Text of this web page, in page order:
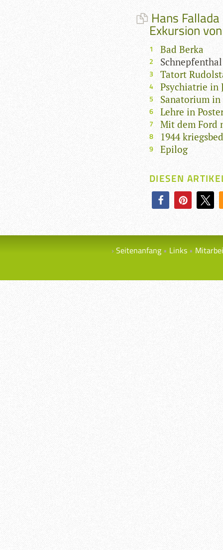
Hans
Exkursion
Bad Berka
Schnepfenthal
Tatort
Psychiatrie in
Sanatorium
Lehre in
Mit dem Ford
1944
Epilog
DIESEN
Seitenanfang Links